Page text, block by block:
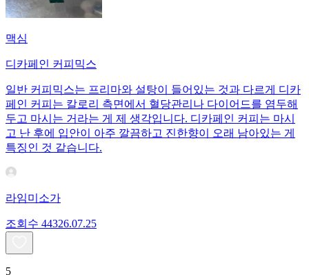
맥심
디카페인 커피믹스
일반 커피믹스는 프리마와 설탕이 들어있는 것과 다르게 디카
페인 커피는 칼로리 측면에서 혈당관리나 다이어드를 염두해
두고 마시는 거라는 게 제 생각입니다. 디카페인 커피는 마시
고 난 후에 입안이 아주 깔끔하고 진한향이 오래 남아있는 게
특징인 것 같습니다.
라임미소가
조회수 44326.07.25
5